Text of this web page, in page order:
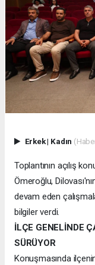
Erkek| Kadın
Toplantının açılış
Ömeroğlu,
devam eden
bilgiler verdi.
İLÇE GENELİNDE
SÜRÜYOR
Konuşmasında